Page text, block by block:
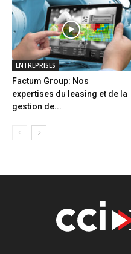
ENTREPRISES
Factum Group: Nos
expertises du leasing et de la
gestion de...